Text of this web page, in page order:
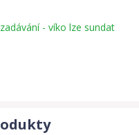
- víko lze sundat